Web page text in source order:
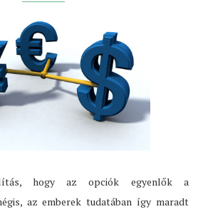
hogy az opciók egyenlők a
az emberek tudatában így maradt